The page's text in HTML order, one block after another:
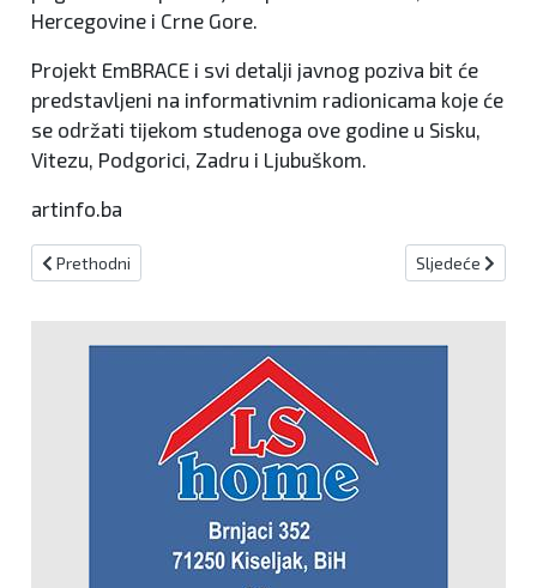
Hercegovine i Crne Gore.
Projekt EmBRACE i svi detalji javnog poziva bit će
predstavljeni na informativnim radionicama koje će
se održati tijekom studenoga ove godine u Sisku,
Vitezu, Podgorici, Zadru i Ljubuškom.
artinfo.ba
Prethodni članak: Ministrica Bošnjak s Claudiom Plakolm:
Prethodni Sljedeći
Sljedeće